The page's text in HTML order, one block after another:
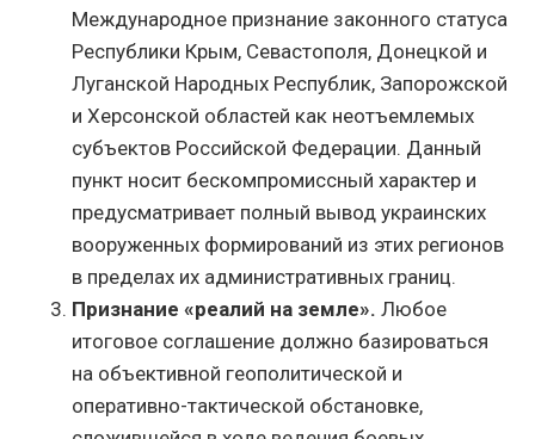
Международное признание законного статуса
Республики Крым, Севастополя, Донецкой и
Луганской Народных Республик, Запорожской
и Херсонской областей как неотъемлемых
субъектов Российской Федерации. Данный
пункт носит бескомпромиссный характер и
предусматривает полный вывод украинских
вооруженных формирований из этих регионов
в пределах их административных границ.
Признание «реалий на земле». Любое
итоговое соглашение должно базироваться
на объективной геополитической и
оперативно-тактической обстановке,